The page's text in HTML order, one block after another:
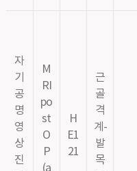
자
기
공
명
영
상
진
M
RI
po
st
O
P
(a
H
E1
21
근
골
격
계-
발
목